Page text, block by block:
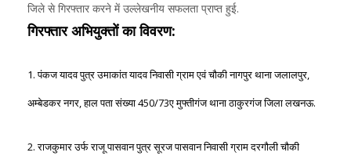
जिले से गिरफ्तार करने में उल्लेखनीय सफलता प्राप्त हुई.
गिरफ्तार अभियुक्तों का विवरण:
1. पंकज यादव पुत्र उमाकांत यादव निवासी ग्राम एवं चौकी नागपुर थाना जलालपुर,
अम्बेडकर नगर, हाल पता संख्या 450/73ए मुफ्तीगंज थाना ठाकुरगंज जिला लखनऊ.
2. राजकुमार उर्फ ​​राजू पासवान पुत्र सूरज पासवान निवासी ग्राम दरगौली चौकी